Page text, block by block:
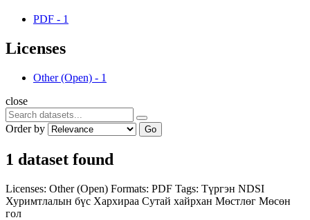
PDF - 1
Licenses
Other (Open) - 1
close
Order by Go
1 dataset found
Licenses: Other (Open) Formats: PDF Tags: Түргэн NDSI
Хуримтлалын бүс Хархираа Сутай хайрхан Мөстлөг Мөсөн
гол